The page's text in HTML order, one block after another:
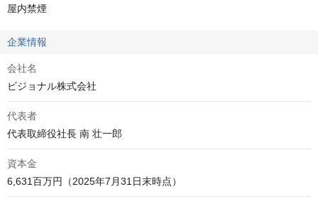
屋内禁煙
企業情報
会社名
ビジョナル株式会社
代表者
代表取締役社長 南 壮一郎
資本金
6,631百万円（2025年7月31日末時点）